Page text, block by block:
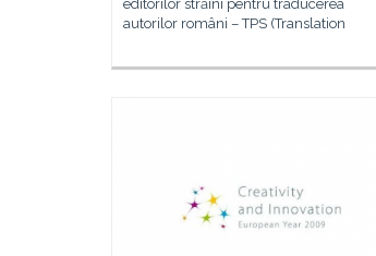
editorilor străini pentru traducerea
autorilor români – TPS (Translation